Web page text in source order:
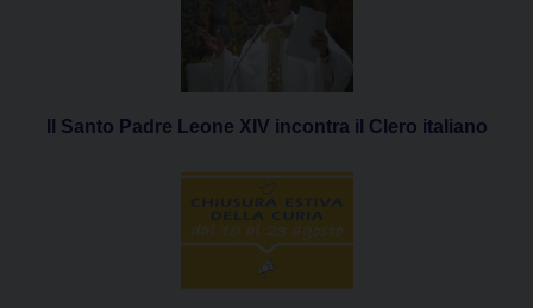
Il Santo Padre Leone XIV incontra il Clero italiano